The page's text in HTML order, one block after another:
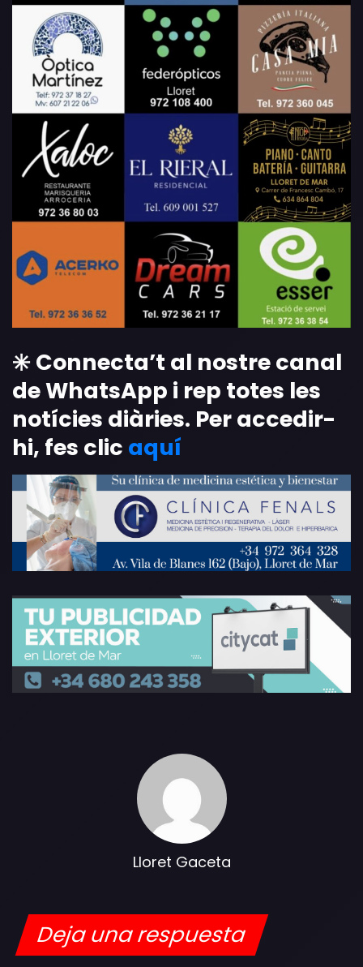
✳️ Connecta’t al nostre canal
de WhatsApp i rep totes les
notícies diàries. Per accedir-
hi, fes clic aquí
Lloret Gaceta
Deja una respuesta